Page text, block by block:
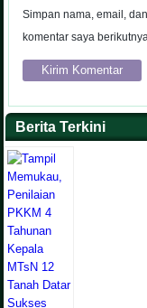
Simpan nama, email,
komentar saya
Berita Terkini